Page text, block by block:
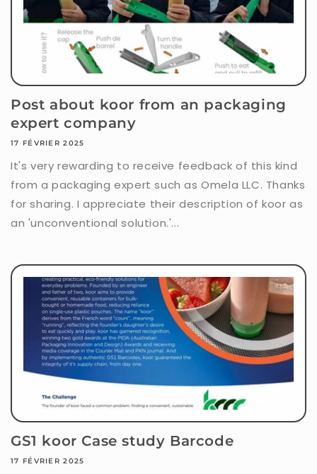
Post about koor from an packaging
expert company
17 FÉVRIER 2025
It's very rewarding to receive feedback of this kind
from a packaging expert such as Omela LLC. Thanks
for sharing. I appreciate their description of koor as
an 'unconventional solution.'...
GS1 koor Case study Barcode
17 FÉVRIER 2025